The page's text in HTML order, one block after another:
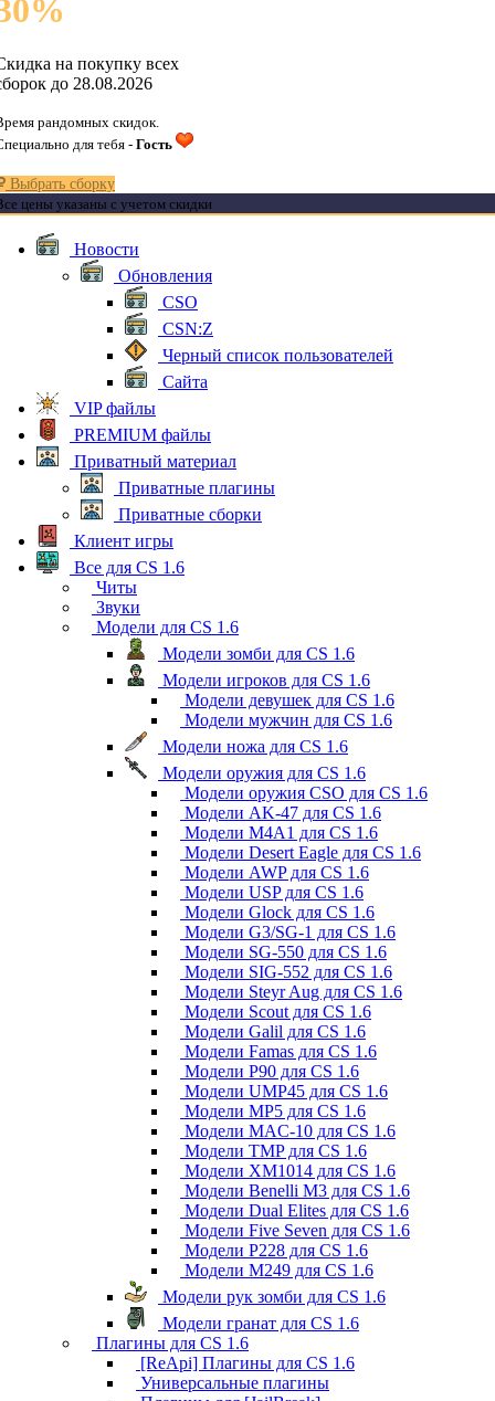
%
на покупку всех
до 28.08.2026
рандомных скидок.
для тебя - Гость
Выбрать сборку
цены указаны с учетом скидки
Новости
Обновления
CSO
CSN:Z
Черный список пользователей
Сайта
VIP файлы
PREMIUM файлы
Приватный материал
Приватные плагины
Приватные сборки
Клиент игры
Все для CS 1.6
Читы
Звуки
Модели для CS 1.6
Модели зомби для CS 1.6
Модели игроков для CS 1.6
Модели девушек для CS 1.6
Модели мужчин для CS 1.6
Модели ножа для CS 1.6
Модели оружия для CS 1.6
Модели оружия CSO для CS 1.6
Модели AK-47 для CS 1.6
Модели M4A1 для CS 1.6
Модели Desert Eagle для CS 1.6
Модели AWP для CS 1.6
Модели USP для CS 1.6
Модели Glock для CS 1.6
Модели G3/SG-1 для CS 1.6
Модели SG-550 для CS 1.6
Модели SIG-552 для CS 1.6
Модели Steyr Aug для CS 1.6
Модели Scout для CS 1.6
Модели Galil для CS 1.6
Модели Famas для CS 1.6
Модели P90 для CS 1.6
Модели UMP45 для CS 1.6
Модели MP5 для CS 1.6
Модели MAC-10 для CS 1.6
Модели TMP для CS 1.6
Модели XM1014 для CS 1.6
Модели Benelli M3 для CS 1.6
Модели Dual Elites для CS 1.6
Модели Five Seven для CS 1.6
Модели P228 для CS 1.6
Модели M249 для CS 1.6
Модели рук зомби для CS 1.6
Модели гранат для CS 1.6
Плагины для CS 1.6
[ReApi] Плагины для CS 1.6
Универсальные плагины